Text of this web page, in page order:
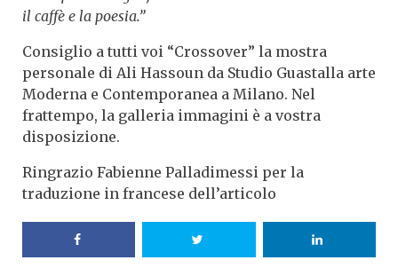
il caffè e la poesia.”
Consiglio a tutti voi “Crossover” la mostra
personale di Ali Hassoun da Studio Guastalla arte
Moderna e Contemporanea a Milano. Nel
frattempo, la galleria immagini è a vostra
disposizione.
Ringrazio Fabienne Palladimessi per la
traduzione in francese dell’articolo